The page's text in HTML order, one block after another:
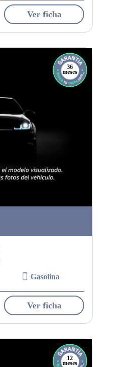
Ver ficha
36
meses
Gasolina
Ver ficha
12
meses